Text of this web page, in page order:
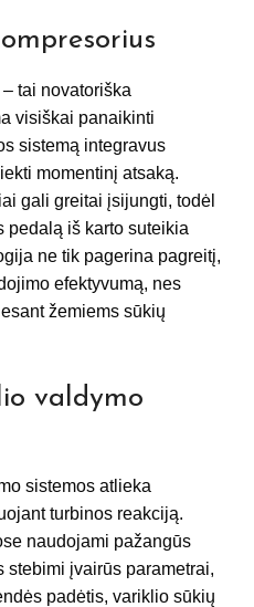
tai novatoriška
visiškai panaikinti
sistemą integravus
momentinį atsaką.
gali greitai įsijungti, todėl
pedalą iš karto suteikia
ne tik pagerina pagreitį,
efektyvumą, nes
žemiems sūkių
valdymo
sistemos atlieka
turbinos reakciją.
naudojami pažangūs
įvairūs parametrai,
padėtis, variklio sūkių